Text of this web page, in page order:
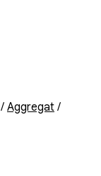
/ Aggregat /